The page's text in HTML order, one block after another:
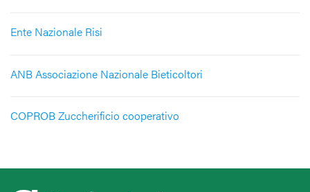
Ente Nazionale Risi
ANB Associazione Nazionale Bieticoltori
COPROB Zuccherificio cooperativo